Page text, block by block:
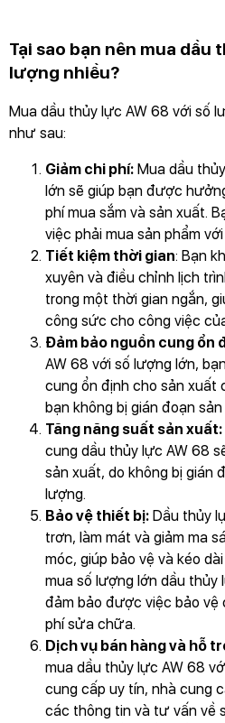
Tại sao bạn nên mua dầu
lượng nhiều?
Mua dầu thủy lực AW 68 với số
như sau:
Giảm chi phí: Mua dầu
lớn sẽ giúp bạn được
phí mua sắm và sản xuất.
việc phải mua sản phẩm
Tiết kiệm thời gian: Bạn
xuyên và điều chỉnh lịch
trong một thời gian ngắn,
công sức cho công việc
Đảm bảo nguồn cung ổn
AW 68 với số lượng lớn,
cung ổn định cho sản xuất
bạn không bị gián đoạn
Tăng năng suất sản xuất:
cung dầu thủy lực AW 68
sản xuất, do không bị gián
lượng.
Bảo vệ thiết bị: Dầu thủy
trơn, làm mát và giảm ma
móc, giúp bảo vệ và kéo
mua số lượng lớn dầu thủy
đảm bảo được việc bảo vệ
phí sửa chữa.
Dịch vụ bán hàng và hỗ
mua dầu thủy lực AW 68
cung cấp uy tín, nhà cung
các thông tin và tư vấn về